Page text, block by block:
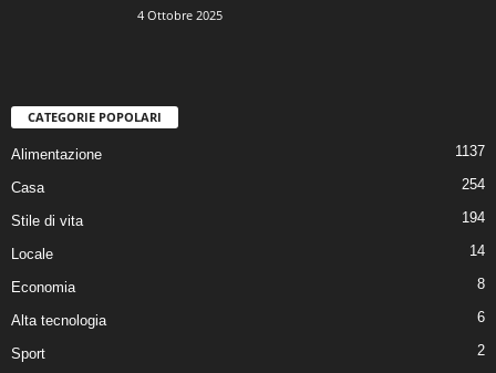
4 Ottobre 2025
CATEGORIE POPOLARI
Alimentazione 1137
Casa 254
Stile di vita 194
Locale 14
Economia 8
Alta tecnologia 6
Sport 2